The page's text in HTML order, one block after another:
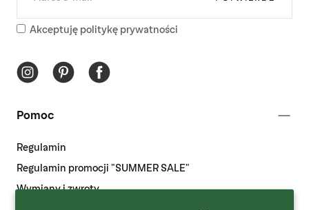
Akceptuję politykę prywatności
Pomoc
Regulamin
Regulamin promocji "SUMMER SALE"
Wymiany i zwroty